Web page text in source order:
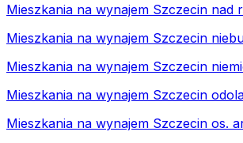
Mieszkania na wynajem Szczecin nad
Mieszkania na wynajem Szczecin
Mieszkania na wynajem Szczecin
Mieszkania na wynajem Szczecin
Mieszkania na wynajem Szczecin os.